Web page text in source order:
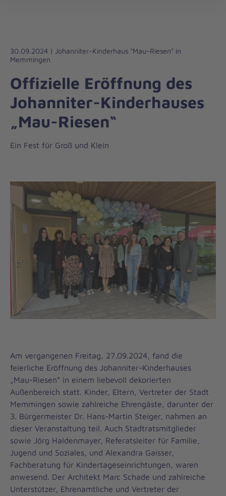
Liebe
zum
30.09.2024 | Johanniter-Kinderhaus "Mau-Riesen" in
Memmingen
Offizielle Eröffnung des
Johanniter-Kinderhauses
„Mau-Riesen“
Ein Fest für Groß und Klein
Am vergangenen Freitag, 27.09.2024, fand die
feierliche Eröffnung des Johanniter-Kinderhauses
„Mau-Riesen“ in einem liebevoll dekorierten
Außenbereich statt. Kinder, Eltern, Vertreter der Stadt
Memmingen sowie zahlreiche Ehrengäste, darunter der
3. Bürgermeister Dr. Hans-Martin Steiger, nahmen an
dieser Veranstaltung teil. Auch Stadtratsmitglieder
sowie Jörg Haldenmayer, Referatsleiter für Familie,
Jugend und Soziales, und Alexandra Gaisser,
Fachberatung für Kindertageseinrichtungen, waren
anwesend. Der Architekt Marc Schade und zahlreiche
Unterstützer, Ehrenamtliche und Vertreter der